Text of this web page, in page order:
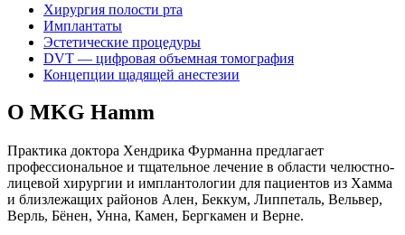
Хирургия полости рта
Имплантаты
Эстетические процедуры
DVT — цифровая объемная томография
Концепции щадящей анестезии
О MKG Hamm
Практика доктора Хендрика Фурманна предлагает
профессиональное и тщательное лечение в области челюстно-
лицевой хирургии и имплантологии для пациентов из Хамма
и близлежащих районов Ален, Беккум, Липпеталь, Вельвер,
Верль, Бёнен, Унна, Камен, Бергкамен и Верне.